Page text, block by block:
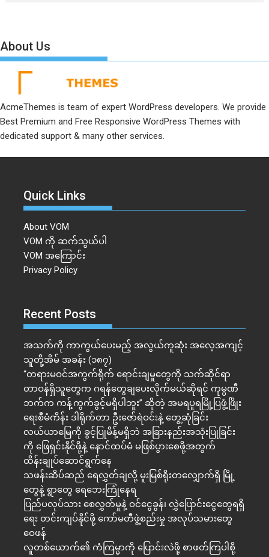
About Us
AcmeThemes is team of expert WordPress developers. We provide
Best Premium and Free Responsive WordPress Themes with
dedicated support & many other services.
Quick Links
About VOM
VOM ကို ဆက်သွယ်ပါ
VOM အကြောင်း
Privacy Policy
Recent Posts
အသက်ကို ကာကွယ်ပေးမည့် အလွယ်ကူဆုံး အလေ့အကျင့်
သူတို့အိမ် အခန်း (၁၈၇)
“တရားမဝင်အကွက်ရိုက် ရောင်းချမှုတွေကို သက်ဆိုင်ရာ
တာဝန်ရှိသူတွေက ဂရန်တွေချပေးလိုက်မယ်ဆိုရင် ကုမ္ပဏီ
ဘက်က ကန့်ကွက်ခွင့်မရှိပါဘူး” ဆိုတဲ့ အမရပူရမြို့ပြဖွံ့ဖြိုး
ရေးစီမံကိန်း ဒါရိုက်တာ ဦးဇော်ရဲဝင်းနဲ့ တွေ့ဆုံခြင်း
လယ်ယာမြေကို ခွင့်ပြုမိန့်မရှိဘဲ အခြားနည်းအသုံးပြုခြင်း
ကို ဖြေရှင်းနိုင်ဖို့နဲ့ နောင်ထပ်မံ မဖြစ်ပွားစေဖို့အတွက်
ထိန်းချုပ်ဆောင်ရွက်နေ
သဖန်းဆိပ်ဆည် ရေလွှတ်ချလို့ မူးမြစ်ရိုးတလျှောက်ရှိ မြို့
တွေနဲ့ ရွာတွေ ရေဘေးကြုံနေရ
ပြည်ပလုပ်သား စေလွှတ်မှုနဲ့ ဝင်ငွေခွန်၊ လွှဲပြောင်းငွေတွေရရှိ
ရေး တင်းကျပ်နိုင်ဖို့ ကော်မတီဖွဲ့စည်းမှု အလုပ်သမားတွေ
ဝေဖန်
လူတစ်ယောက်၏ ကံကြမ္မာကို ပြောင်းလဲဖို့ စာဖတ်ကြပါစို့